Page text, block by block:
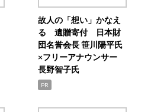
故人の「想い」かなえ
る 遺贈寄付 日本財
団名誉会長 笹川陽平氏
×フリーアナウンサー
長野智子氏
PR